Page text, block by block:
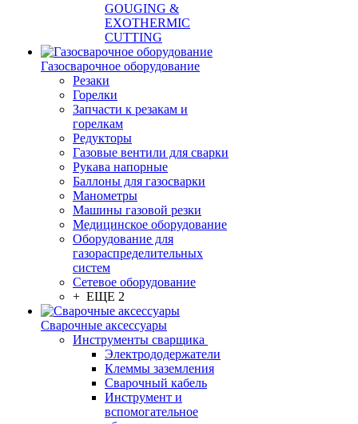
GOUGING &
EXOTHERMIC
CUTTING
Газосварочное оборудование
Резаки
Горелки
Запчасти к резакам и
горелкам
Редукторы
Газовые вентили для сварки
Рукава напорные
Баллоны для газосварки
Манометры
Машины газовой резки
Медицинское оборудование
Оборудование для
газораспределительных
систем
Сетевое оборудование
+ ЕЩЕ 2
Сварочные аксессуары
Инструменты сварщика
Электрододержатели
Клеммы заземления
Сварочный кабель
Инструмент и
вспомогательное